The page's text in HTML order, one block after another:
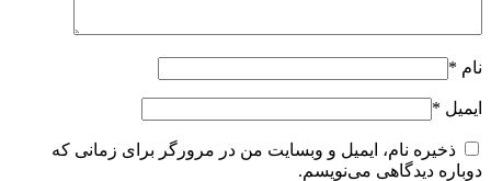
نام *
ایمیل *
ذخیره نام، ایمیل و وبسایت من در مرورگر برای زمانی که
دوباره دیدگاهی می‌نویسم.